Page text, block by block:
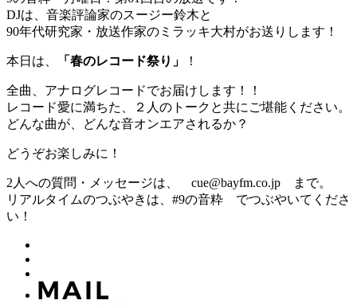
DJは、音楽評論家のスージー鈴木と
90年代研究家・放送作家のミラッキ大村がお送りします！
本日は、 「春のレコード祭り」 ！
全曲、アナログレコードでお届けします！！
レコード愛に満ちた、２人のトークと共にご堪能ください。
どんな曲が、どんな音オンエアされるか？
どうぞお楽しみに！
2人への質問・メッセージは、 cue@bayfm.co.jp まで。
リアルタイムのつぶやきは、#9の音粋 でつぶやいてくださ
い！